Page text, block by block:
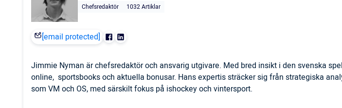
Chefsredaktör
1032 Artiklar
[email protected]
Jimmie Nyman är chefsredaktör och ansvarig utgivare. Med bred insikt i den svenska
online, sportsbooks och aktuella bonusar. Hans expertis sträcker sig från strategiska
som VM och OS, med särskilt fokus på ishockey och vintersport.